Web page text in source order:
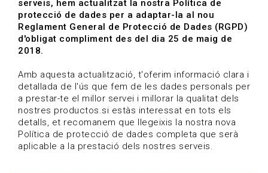
HOME / BLOG
Estigues al dia
Convocatòries, activitats i notícies del sector de la
cultura.
serveis, hem actualitzat la nostra Política de
protecció de dades per a adaptar-la al nou
Reglament General de Protecció de Dades (RGPD)
d'obligat compliment des del dia 25 de maig de
2018.
Amb aquesta actualització, t'oferim informació clara i
detallada de l'ús que fem de les dades personals per
a prestar-te el millor servei i millorar la qualitat dels
nostres productos.si estàs interessat en tots els
detalls, et recomanem que llegeixis la nostra nova
Política de protecció de dades completa que serà
aplicable a la prestació dels nostres serveis.